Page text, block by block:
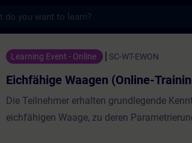
(Online-Training) -
Learning Event - Online SC-WT-EWON
Eichfähige Waagen (Online-
Die Teilnehmer erhalten grundlegende
eichfähigen Waage, zu deren